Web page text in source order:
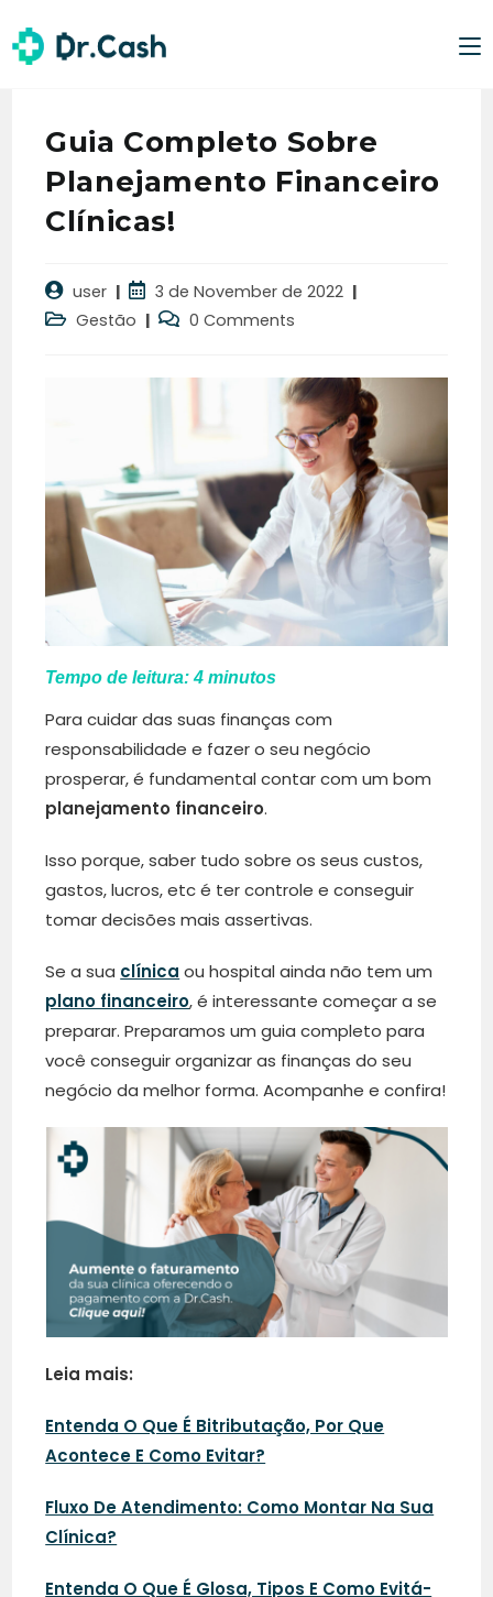
Guia Completo Sobre
Planejamento Financeiro
Clínicas!
user
3 de November de 2022
Gestão
0 Comments
Tempo de leitura: 4 minutos
Para cuidar das suas finanças com
responsabilidade e fazer o seu negócio
prosperar, é fundamental contar com um bom
planejamento financeiro.
Isso porque, saber tudo sobre os seus custos,
gastos, lucros, etc é ter controle e conseguir
tomar decisões mais assertivas.
Se a sua clínica ou hospital ainda não tem um
plano financeiro, é interessante começar a se
preparar. Preparamos um guia completo para
você conseguir organizar as finanças do seu
negócio da melhor forma. Acompanhe e confira!
Leia mais:
Entenda O Que É Bitributação, Por Que
Acontece E Como Evitar?
Fluxo De Atendimento: Como Montar Na Sua
Clínica?
Entenda O Que É Glosa, Tipos E Como Evitá-